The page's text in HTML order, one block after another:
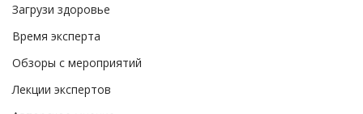
Загрузи здоровье
Время эксперта
Обзоры с мероприятий
Лекции экспертов